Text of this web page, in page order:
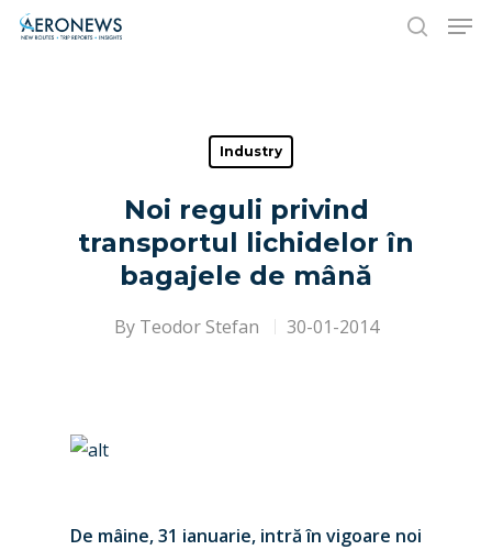
Hit enter to search or ESC to close
Industry
Noi reguli privind
transportul lichidelor în
bagajele de mână
By Teodor Stefan 30-01-2014
De mâine, 31 ianuarie, intră în vigoare noi